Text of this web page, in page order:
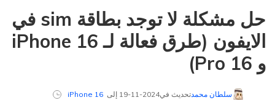
حل مشكلة لا توجد بطاقة sim في
الايفون (طرق فعالة لـ iPhone 16
و 16 Pro)
سلطان محمدتحديث في2024-11-19 إلى iPhone 16